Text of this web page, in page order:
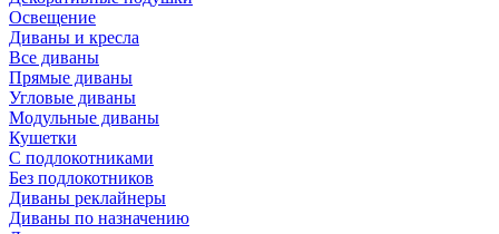
Освещение
Диваны и кресла
Все диваны
Прямые диваны
Угловые диваны
Модульные диваны
Кушетки
С подлокотниками
Без подлокотников
Диваны реклайнеры
Диваны по назначению